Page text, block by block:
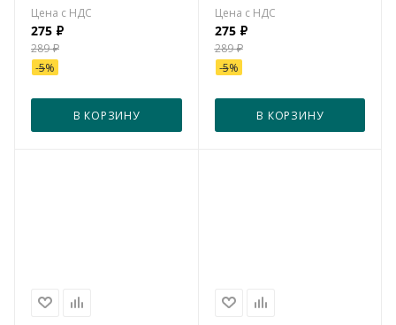
275 ₽
289₽
-5%
В КОРЗИНУ
275₽
289₽
-5%
В КОРЗИНУ